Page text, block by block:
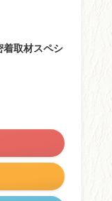
取材スペシ